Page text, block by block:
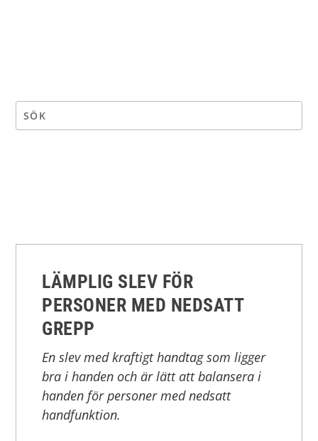
LÄMPLIG SLEV FÖR
PERSONER MED NEDSATT
GREPP
En slev med kraftigt handtag som ligger
bra i handen och är lätt att balansera i
handen för personer med nedsatt
handfunktion.